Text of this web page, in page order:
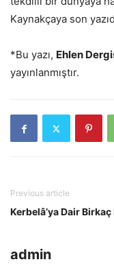
Kaynakçaya son
*Bu yazı, Ehlen
yayınlanmıştır.
Previous article
Kerbelâ’ya Dair Birkaç
admin